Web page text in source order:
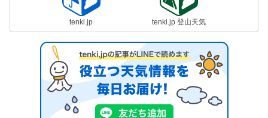
tenki.jp tenki.jp 登山天気